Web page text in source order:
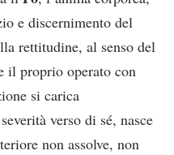
e discernimento del
rettitudine, al senso del
il proprio operato con
si carica
verso di sé, nasce
non assolve, non